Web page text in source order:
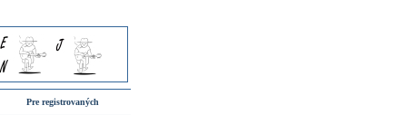
Pre registrovaných